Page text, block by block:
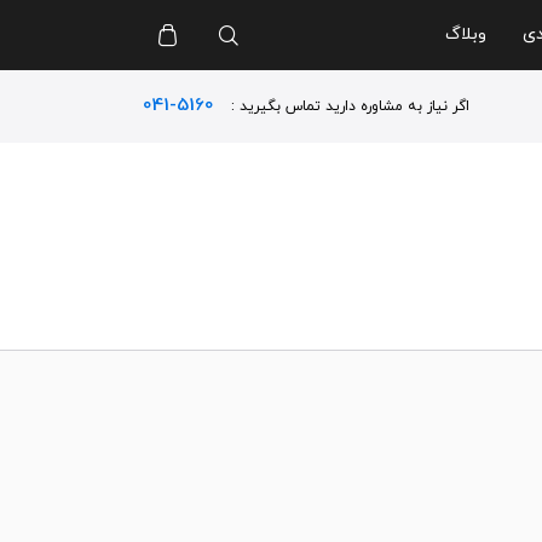
وبلاگ
اگر نیاز به مشاوره دارید تماس بگیرید : 041-5160